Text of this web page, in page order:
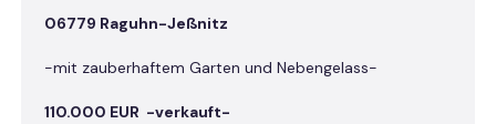
06779 Raguhn-Jeßnitz
-mit zauberhaftem Garten und Nebengelass-
110.000 EUR -verkauft-